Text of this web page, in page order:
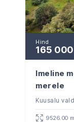
Hind
165
Imeline
merele
Kuusalu
9526.00 m